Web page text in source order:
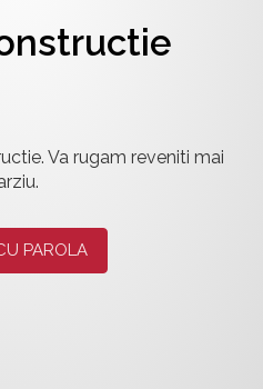
Va rugam reveniti mai
PAROLA